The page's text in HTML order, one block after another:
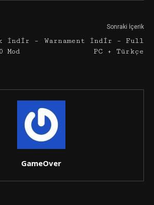
İndir –
Sonraki İçerik
Warnament İndir – Full
PC + Türkçe
GameOver